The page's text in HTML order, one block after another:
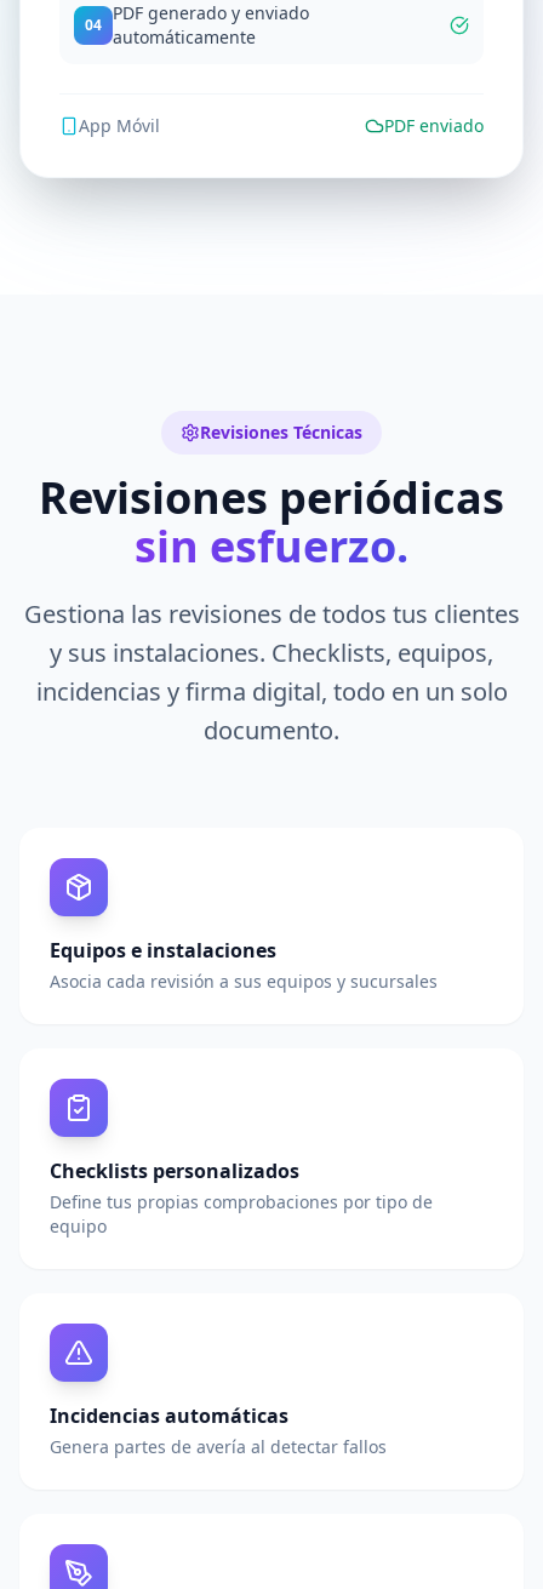
04
PDF generado y enviado
automáticamente
App Móvil PDF enviado
Revisiones Técnicas
Revisiones periódicas
sin esfuerzo.
Gestiona las revisiones de todos tus clientes
y sus instalaciones. Checklists, equipos,
incidencias y firma digital, todo en un solo
documento.
Equipos e instalaciones
Asocia cada revisión a sus equipos y sucursales
Checklists personalizados
Define tus propias comprobaciones por tipo de
equipo
Incidencias automáticas
Genera partes de avería al detectar fallos